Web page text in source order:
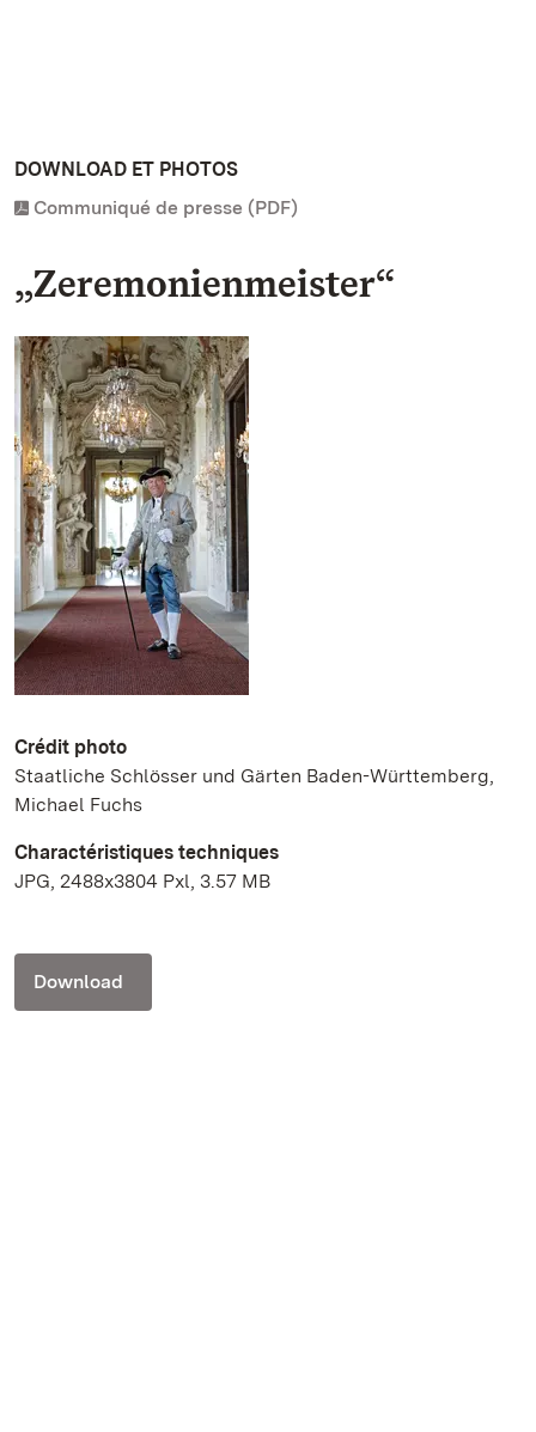
DOWNLOAD ET PHOTOS
Communiqué de presse (PDF)
„Zeremonienmeister“
Crédit photo
Staatliche Schlösser und Gärten Baden-Württemberg,
Michael Fuchs
Charactéristiques techniques
JPG, 2488x3804 Pxl, 3.57 MB
Download